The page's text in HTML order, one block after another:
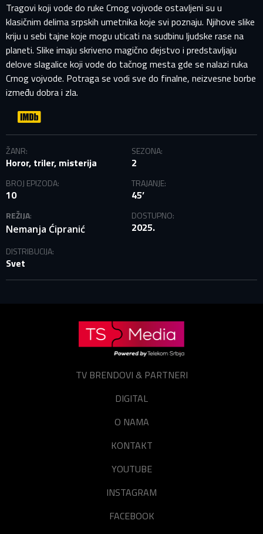
EMAIL ADRESA VEĆ POSTOJI
Molimo prijavite se na svoj nalog.
E-mail
Lozinka
Zaboravili ste lozinku?
E-mail
Tragovi koji vode do ruke Crnog vojvode ostavljeni su u
klasičnim delima srpskih umetnika koje svi poznaju. Njihove slike
kriju u sebi tajne koje mogu uticati na sudbinu ljudske rase na
planeti. Slike imaju skriveno magično dejstvo i predstavljaju
delove slagalice koji vode do tačnog mesta gde se nalazi ruka
Crnog vojvode. Potraga se vodi sve do finalne, neizvesne borbe
između dobra i zla.
ŽANR:
Horor, triler, misterija
SEZONA:
2
BROJ EPIZODA:
10
TRAJANJE:
45’
REŽIJA:
Nemanja Ćipranić
DOSTUPNO:
2025.
DISTRIBUCIJA:
Svet
TV BRENDOVI & PARTNERI
DIGITAL
O NAMA
KONTAKT
YOUTUBE
INSTAGRAM
FACEBOOK